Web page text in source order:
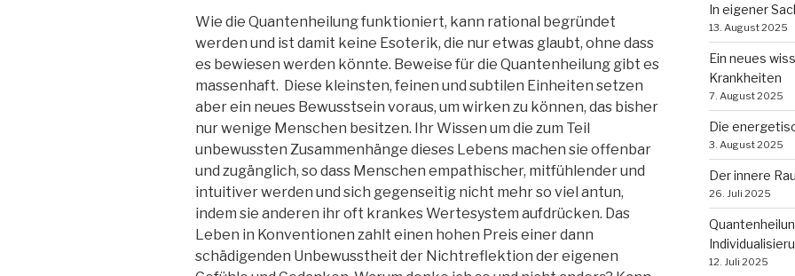
Wie die Quantenheilung funktioniert, kann rational begründet
werden und ist damit keine Esoterik, die nur etwas glaubt, ohne dass
es bewiesen werden könnte. Beweise für die Quantenheilung gibt es
massenhaft. Diese kleinsten, feinen und subtilen Einheiten setzen
aber ein neues Bewusstsein voraus, um wirken zu können, das bisher
nur wenige Menschen besitzen. Ihr Wissen um die zum Teil
unbewussten Zusammenhänge dieses Lebens machen sie offenbar
und zugänglich, so dass Menschen empathischer, mitfühlender und
intuitiver werden und sich gegenseitig nicht mehr so viel antun,
indem sie anderen ihr oft krankes Wertesystem aufdrücken. Das
Leben in Konventionen zahlt einen hohen Preis einer dann
schädigenden Unbewusstheit der Nichtreflektion der eigenen
In eigener
13. August 2025
Ein neues
Krankheiten
7. August 2025
Die
3. August 2025
Der innere
26. Juli 2025
12. Juli 2025